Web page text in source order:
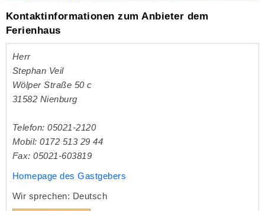
Kontaktinformationen zum Anbieter dem
Ferienhaus
Herr
Stephan Veil
Wölper Straße 50 c
31582 Nienburg
Telefon: 05021-2120
Mobil: 0172 513 29 44
Fax: 05021-603819
Homepage des Gastgebers
Wir sprechen: Deutsch